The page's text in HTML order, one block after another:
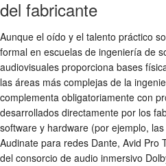
del fabricante
Aunque el oído y el talento práctico
formal en escuelas de ingeniería de
audiovisuales proporciona bases
las áreas más complejas de la
complementa obligatoriamente con
desarrollados directamente por los
software y hardware (por ejemplo,
Audinate para redes Dante, Avid Pro
del consorcio de audio inmersivo